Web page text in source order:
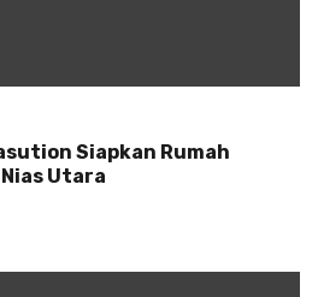
Siapkan Rumah
Utara